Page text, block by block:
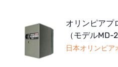
オリンピアプ
（モデルMD-
日本オリンピア